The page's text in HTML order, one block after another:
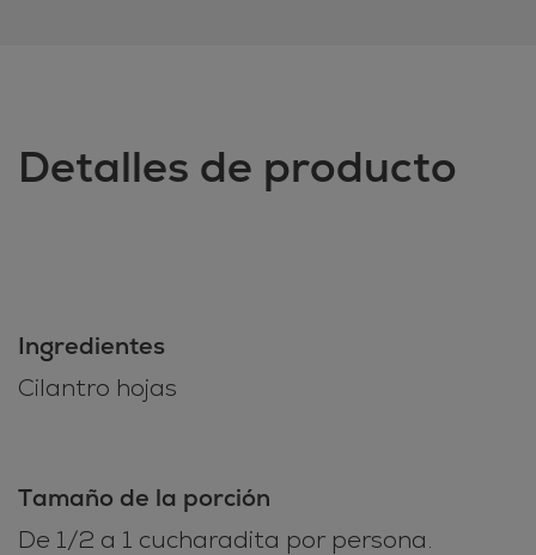
Detalles de producto
Ingredientes
Cilantro hojas
Tamaño de la porción
De 1/2 a 1 cucharadita por persona.